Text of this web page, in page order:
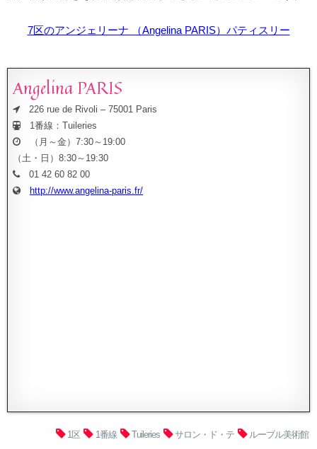
7区のアンジェリーナ （Angelina PARIS）パティスリー
Angelina PARIS
226 rue de Rivoli – 75001 Paris
1番線：Tuileries
（月～金）7:30～19:00
（土・日）8:30～19:30
01 42 60 82 00
http://www.angelina-paris.fr/
1区 1番線 Tuileries サロン・ド・テ ルーブル美術館